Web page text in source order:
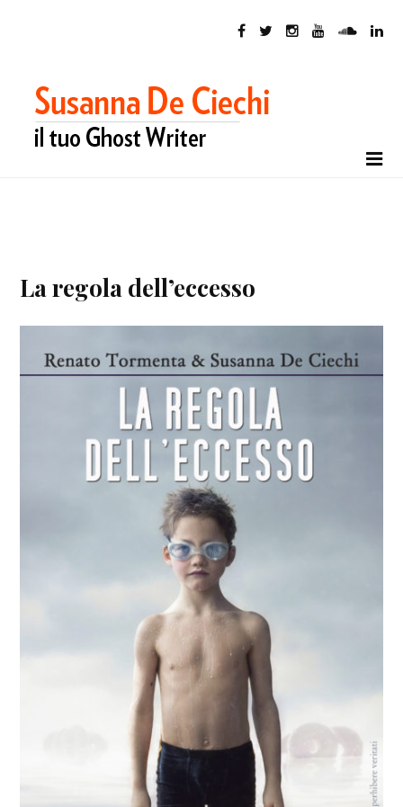
La regola dell’eccesso